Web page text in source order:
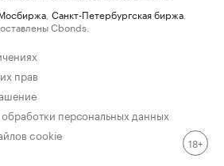
Санкт-Петербургская биржа
Cbonds.
прав
персональных данных
cookie
18+